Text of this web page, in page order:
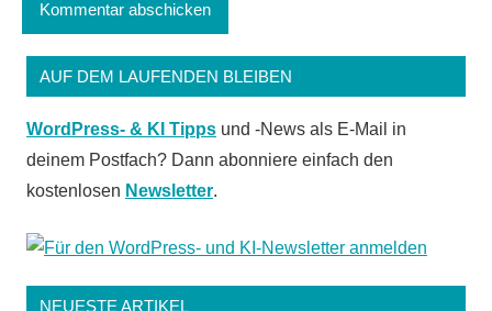
AUF DEM LAUFENDEN BLEIBEN
WordPress- & KI Tipps und -News als E-Mail in
deinem Postfach? Dann abonniere einfach den
kostenlosen Newsletter.
NEUESTE ARTIKEL